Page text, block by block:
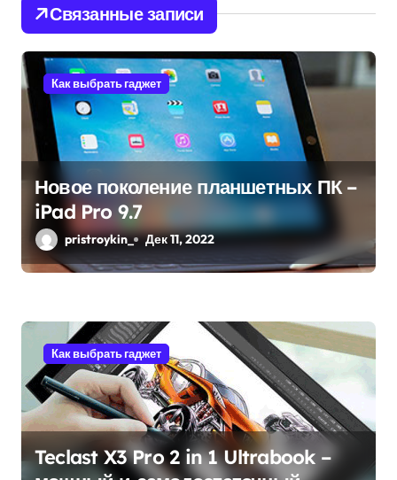
и
я
п
о
з
п
и
м
Связанные записи
Как выбрать гаджет
Новое поколение планшетных ПК –
iPad Pro 9.7
pristroykin_ Дек 11, 2022
Как выбрать гаджет
Teclast X3 Pro 2 in 1 Ultrabook –